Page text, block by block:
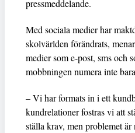
pressmeddelande.
Med sociala medier har
skolvärlden förändrats,
medier som e-post, sms och
mobbningen numera inte
– Vi har formats in i ett
kundrelationer fostras vi att
ställa krav, men problemet är